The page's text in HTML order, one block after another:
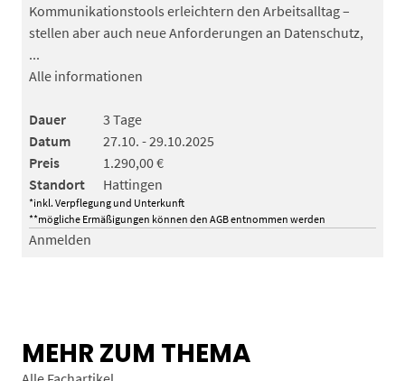
Kommunikationstools erleichtern den Arbeitsalltag –
stellen aber auch neue Anforderungen an Datenschutz,
...
Alle informationen
Dauer
3 Tage
Datum
27.10. - 29.10.2025
Preis
1.290,00 €
Standort
Hattingen
*inkl. Verpflegung und Unterkunft
**mögliche Ermäßigungen können den AGB entnommen werden
Anmelden
MEHR ZUM THEMA